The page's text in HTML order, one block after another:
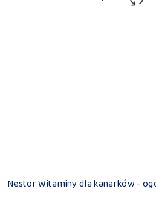
Nestor Witaminy dla kanarków -